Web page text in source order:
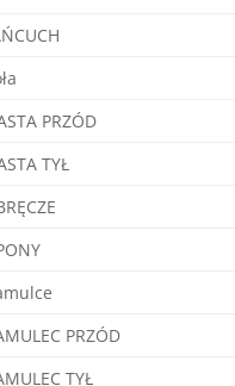
PRZÓD
TYŁ
PRZÓD
TYŁ